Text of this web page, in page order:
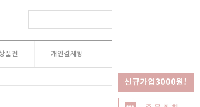
품전 개인결제창